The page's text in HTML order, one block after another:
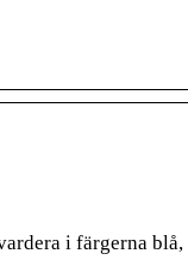
i färgerna